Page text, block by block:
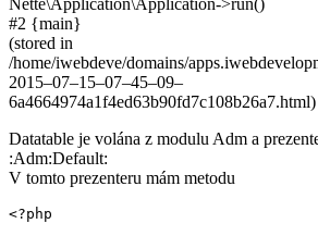
#2 {main}
(stored in
/home/iwebdeve/domains/
2015–07–15–07–45–09–
6a4664974a1f4ed63b90fd7c108b26a7.html)
Datatable je volána z modulu Adm a
:Adm:Default:
V tomto prezenteru mám metodu
<?php